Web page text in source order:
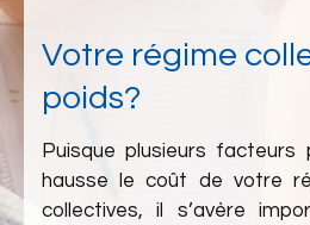
Votre régime
poids?
Puisque plusieurs
hausse le coût de votre
collectives, il s’avère